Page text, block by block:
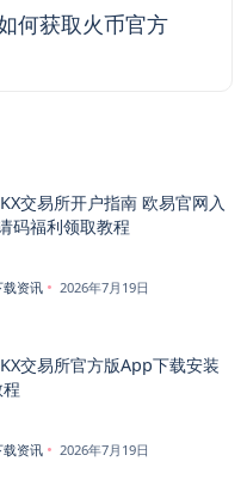
何获取火币官方
交易所开户指南 欧易官网入
码福利领取教程
载资讯 2026年7月19日
交易所官方版App下载安装
载资讯 2026年7月19日